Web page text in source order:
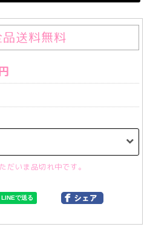
品送料無料
だいま品切れ中です。